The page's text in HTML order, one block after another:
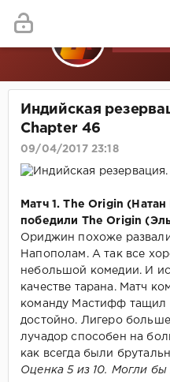
Индийская
Chapter 46
09/04/2017 23:18
Матч 1. The Origin
победили The Origin
Ориджин похоже
Напополам. А так все
небольшой комедии. И
качестве тарана. Матч
команду Мастифф тащил
достойно. Лигеро
лучадор способен на
как всегда были
Оценка 5 из 10. Могли бы